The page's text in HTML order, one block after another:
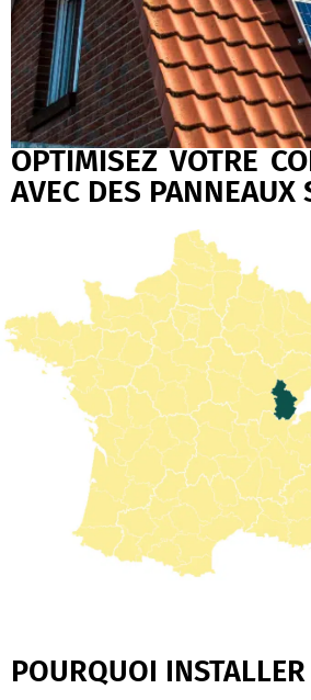
OPTIMISEZ VOTRE
AVEC DES PANNEAUX
POURQUOI